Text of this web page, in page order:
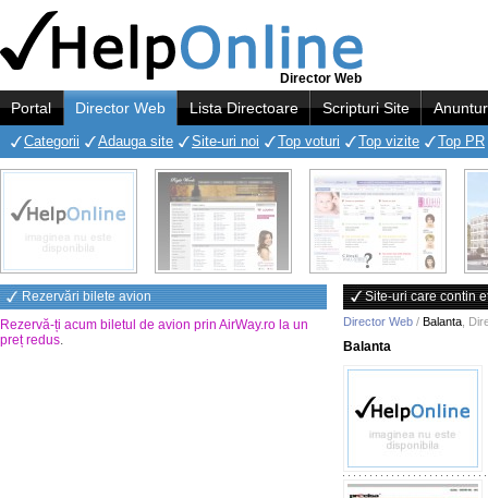
Director Web
Portal Director Web Lista Directoare Scripturi Site
Categorii Adauga site Site-uri noi Top voturi Top vizite Top PR
Rezervări bilete avion
Rezervă-ți acum biletul de avion prin AirWay.ro la un
preț redus.
Site-uri care contin
Director Web / Balanta
Balanta